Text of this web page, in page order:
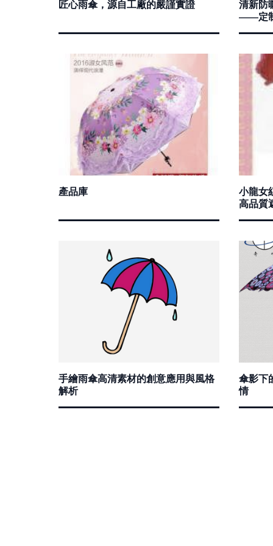
匠心雨傘，源自工廠的嚴謹實證
清新防
——定
產品庫
小龍女
高品質
手繪雨傘高清素材的創意應用與風格
解析
傘影下
情